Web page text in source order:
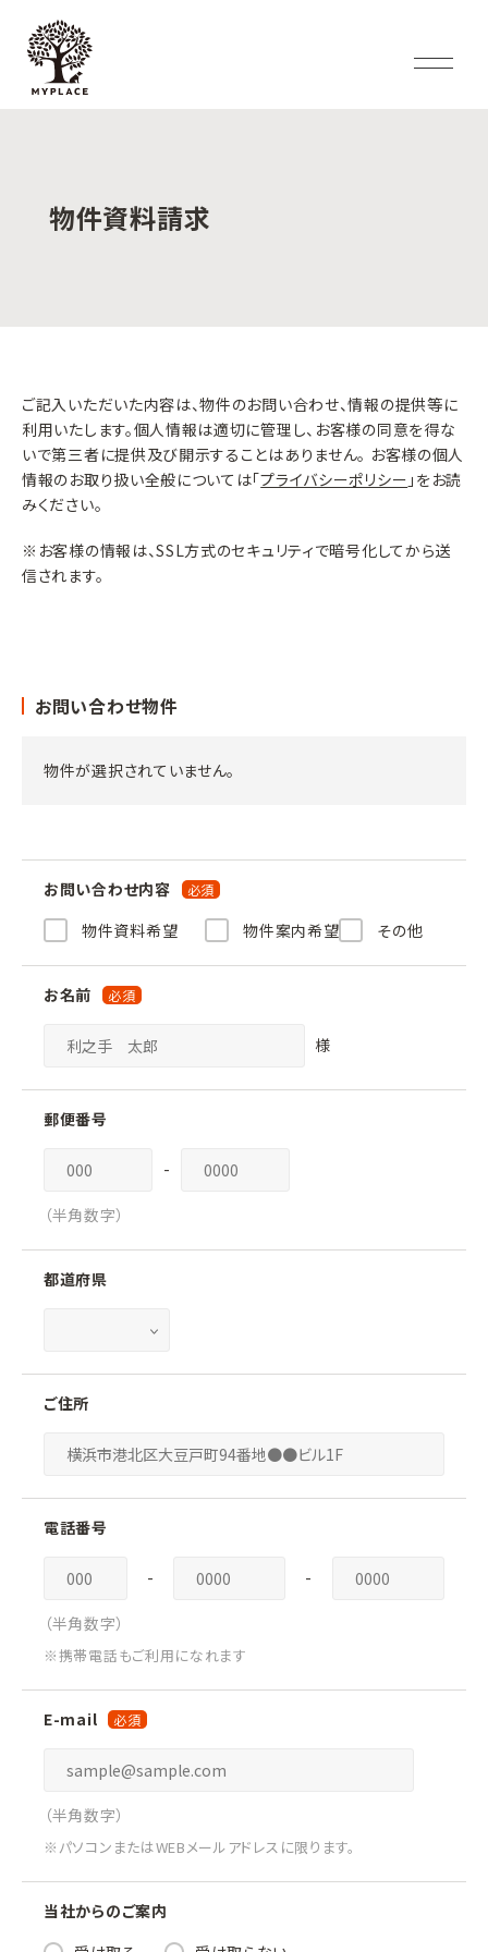
物件資料請求
ご記入いただいた内容は、物件のお問い合わせ、情報の提供等に
利用いたします。個人情報は適切に管理し、お客様の同意を得な
いで第三者に提供及び開示することはありません。 お客様の個人
情報のお取り扱い全般については「プライバシーポリシー 」をお読
みください。
※お客様の情報は、SSL方式のセキュリティで暗号化してから送
信されます。
お問い合わせ物件
物件が選択されていません。
お問い合わせ内容
物件資料希望
物件案内希望 その他
お名前
様
郵便番号
-
（半角数字）
都道府県
ご住所
電話番号
- -
（半角数字）
※携帯電話もご利用になれます
E-mail
（半角数字）
※パソコンまたはWEBメールアドレスに限ります。
当社からのご案内